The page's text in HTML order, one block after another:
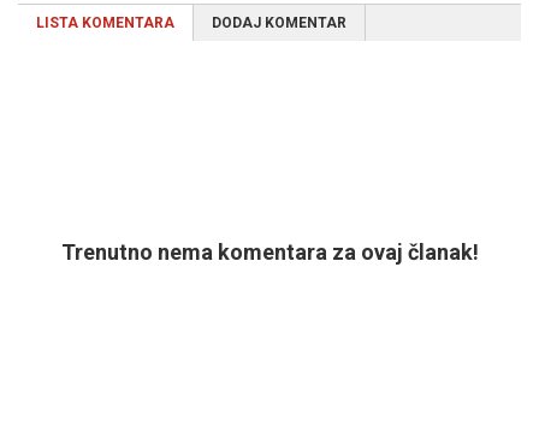
LISTA KOMENTARA DODAJ KOMENTAR
Trenutno nema komentara za ovaj članak!